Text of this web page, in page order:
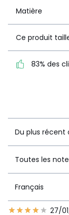
1
3Matière
Ce produit
83% des
Du plus récent
Toutes les
Français
27/